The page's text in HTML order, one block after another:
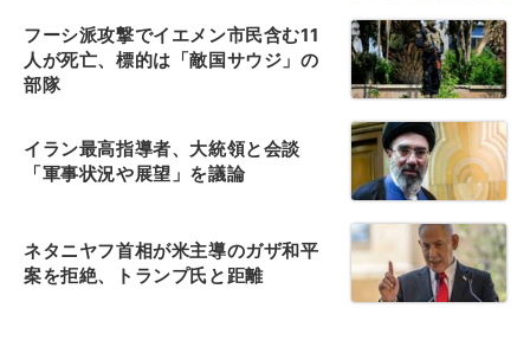
フーシ派攻撃でイエメン市民含む11
人が死亡、標的は「敵国サウジ」の
部隊
イラン最高指導者、大統領と会談
「軍事状況や展望」を議論
ネタニヤフ首相が米主導のガザ和平
案を拒絶、トランプ氏と距離